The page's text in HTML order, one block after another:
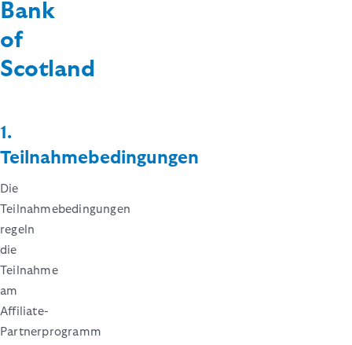
Bank
of
Scotland
1.
Teilnahmebedingungen
Die
Teilnahmebedingungen
regeln
die
Teilnahme
am
Affiliate-
Partnerprogramm